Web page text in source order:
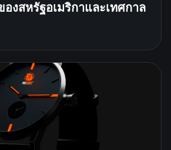
งสหรัฐอเมริกาและเทศกาล